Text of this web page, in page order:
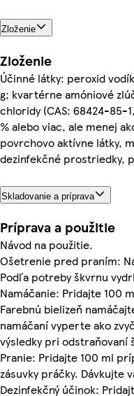
Zloženie
Zloženie
Účinné látky: peroxid
g; kvartérne amóniové
chloridy (CAS: 68424-85-
% alebo viac, ale menej
povrchovo aktívne látky,
dezinfekčné prostriedky,
Skladovanie a príprava
Príprava a použitie
Návod na použitie.
Ošetrenie pred praním:
Podľa potreby škvrnu
Namáčanie: Pridajte 100
Farebnú bielizeň
namáčaní vyperte ako
výsledky pri odstraňovaní
Pranie: Pridajte 100 ml
zásuvky práčky. Dávkujte
Dezinfekčný účinok: